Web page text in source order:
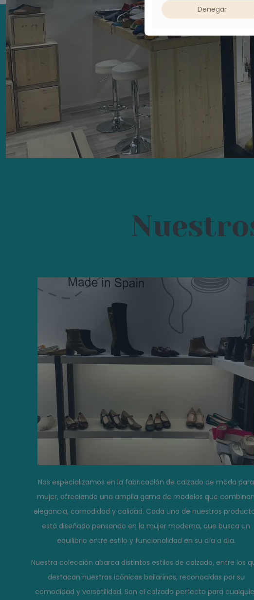
Nos especializamos en la fabricación de calzado de moda para
mujer, ofreciendo una amplia gama de modelos que combinan
elegancia, comodidad y calidad. Cada uno de nuestros
está diseñado pensando en la mujer moderna, que busca un
equilibrio entre estilo y funcionalidad en su día a día.
Nuestra colección abarca distintos estilos de calzado, entre los
destacan nuestras icónicas bailarinas, reconocidas por su
comodidad y versatilidad. Son el calzado perfecto para
Denegar